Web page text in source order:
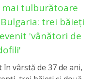
mai tulburătoare
trei băieți
'vânători de
vârstă de 37 de ani,